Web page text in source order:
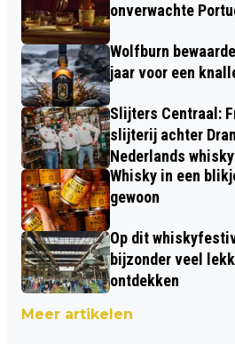
onverwachte
Wolfburn
jaar voor een
Slijters Centraal:
slijterij achter
Nederlands
Whisky in een
gewoon
Op dit
bijzonder veel
ontdekken
Meer artikelen